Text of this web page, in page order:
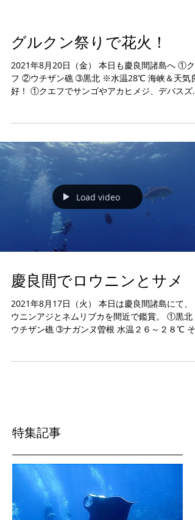
グルクン祭りで花火！
2021年8月20日（金） 本日も慶良間諸島へ ①ク
フ ②ウチザン礁 ➂黒北 ※水温28℃ 海峡＆天気良
好！ ①クエフでサンゴやアカヒメジ、デバスズメ
Load video
慶良間でロウニンとサメ
2021年8月17日（火） 本日は慶良間諸島にて、
ウニンアジとネムリブカを間近で鑑賞。 ①黒北
ウチザン礁 ➂ナガンヌ曽根 水温２６～２８℃ そ
特集記事